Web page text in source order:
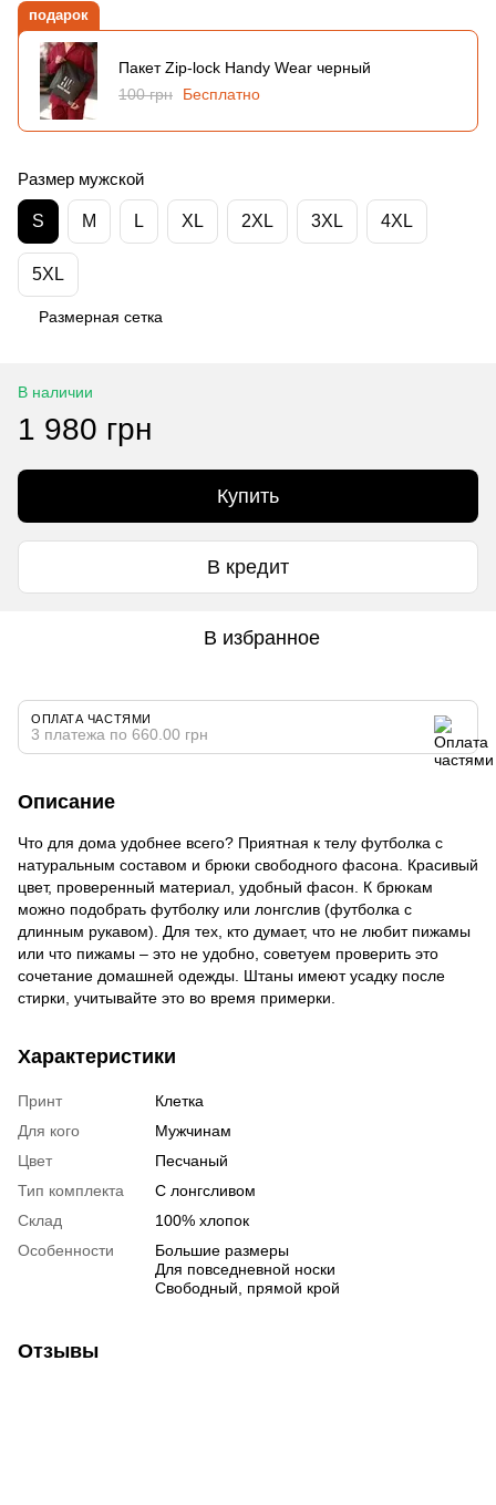
подарок
Пакет Zip-lock Handy Wear черный
100 грн
Бесплатно
Размер мужской
S M L XL 2XL 3XL 4XL
5XL
Размерная сетка
В наличии
1 980 грн
Купить
В кредит
В избранное
ОПЛАТА ЧАСТЯМИ
3 платежа по 660.00 грн
Описание
Что для дома удобнее всего? Приятная к телу футболка с
натуральным составом и брюки свободного фасона. Красивый
цвет, проверенный материал, удобный фасон. К брюкам
можно подобрать футболку или лонгслив (футболка с
длинным рукавом). Для тех, кто думает, что не любит пижамы
или что пижамы – это не удобно, советуем проверить это
сочетание домашней одежды. Штаны имеют усадку после
стирки, учитывайте это во время примерки.
Характеристики
Принт
Клетка
Для кого
Мужчинам
Цвет
Песчаный
Тип комплекта
С лонгсливом
Склад
100% хлопок
Особенности
Большие размеры
Для повседневной носки
Свободный, прямой крой
Отзывы